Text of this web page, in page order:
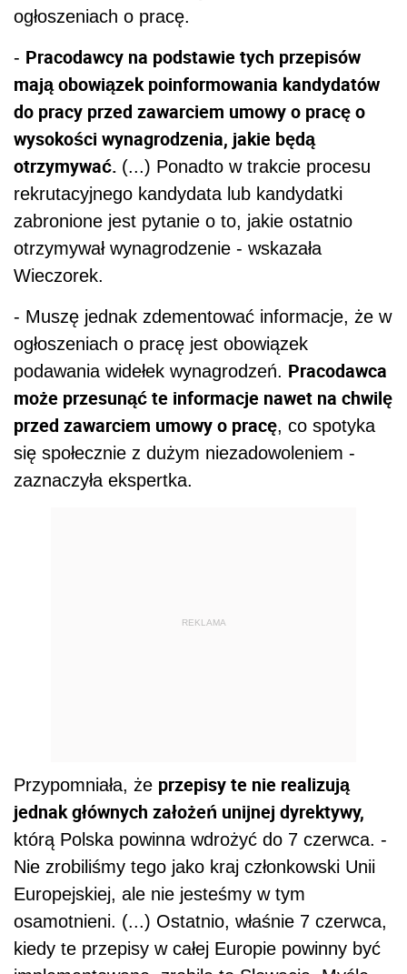
ogłoszeniach o pracę.
- Pracodawcy na podstawie tych przepisów
mają obowiązek poinformowania kandydatów
do pracy przed zawarciem umowy o pracę o
wysokości wynagrodzenia, jakie będą
otrzymywać. (...) Ponadto w trakcie procesu
rekrutacyjnego kandydata lub kandydatki
zabronione jest pytanie o to, jakie ostatnio
otrzymywał wynagrodzenie - wskazała
Wieczorek.
- Muszę jednak zdementować informacje, że w
ogłoszeniach o pracę jest obowiązek
podawania widełek wynagrodzeń. Pracodawca
może przesunąć te informacje nawet na chwilę
przed zawarciem umowy o pracę, co spotyka
się społecznie z dużym niezadowoleniem -
zaznaczyła ekspertka.
REKLAMA
Przypomniała, że przepisy te nie realizują
jednak głównych założeń unijnej dyrektywy,
którą Polska powinna wdrożyć do 7 czerwca. -
Nie zrobiliśmy tego jako kraj członkowski Unii
Europejskiej, ale nie jesteśmy w tym
osamotnieni. (...) Ostatnio, właśnie 7 czerwca,
kiedy te przepisy w całej Europie powinny być